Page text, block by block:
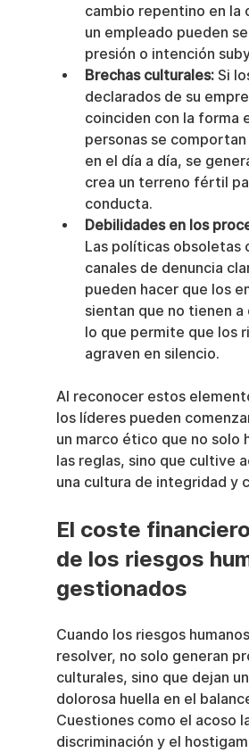
cambio repentino en la
un empleado pueden
presión o intención
Brechas culturales: Si
declarados de su
coinciden con la forma
personas se
en el día a día, se
crea un terreno fértil
conducta.
Debilidades en los
Las políticas obsoletas
canales de denuncia
pueden hacer que los
sientan que no tienen a
lo que permite que los
agraven en silencio.
Al reconocer estos
los líderes pueden
un marco ético que no solo
las reglas, sino que cultive
una cultura de integridad y
El coste
de los riesgos
gestionados
Cuando los riesgos
resolver, no solo generan
culturales, sino que dejan
dolorosa huella en el
Cuestiones como el acoso
discriminación y el